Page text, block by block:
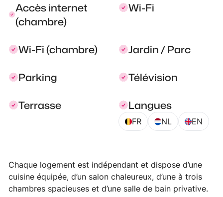
Accès internet
(chambre)
Wi-Fi
Wi-Fi (chambre)
Jardin / Parc
Parking
Télévision
Terrasse
Langues
FR NL EN
Chaque logement est indépendant et dispose d’une
cuisine équipée, d’un salon chaleureux, d’une à trois
chambres spacieuses et d’une salle de bain privative.